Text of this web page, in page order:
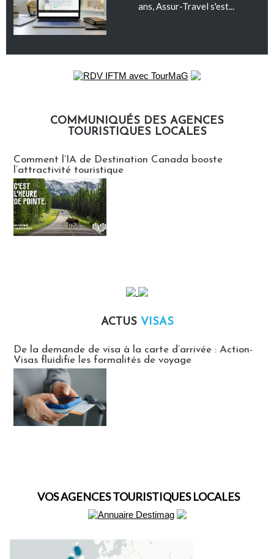
ans, Assur-Travel s'est...
COMMUNIQUÉS DES AGENCES
TOURISTIQUES LOCALES
Comment l’IA de Destination Canada booste
l’attractivité touristique
ACTUS VISAS
De la demande de visa à la carte d’arrivée : Action-
Visas fluidifie les formalités de voyage
VOS AGENCES TOURISTIQUES LOCALES